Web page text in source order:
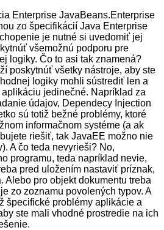
Enterprise JavaBeans.Enterprise
zo špecifikácií Java Enterprise
je nutné si uvedomiť jej
všemožnú podporu pre
logiky. Čo to asi tak znamená?
poskytnúť všetky nástroje, aby ste
logiky mohli sústrediť len a
aplikáciu jedinečné. Napríklad za
údajov, Dependecy Injection
sú totiž bežné problémy, ktoré
informačnom systéme (a ak
riešiť, tak JavaEE možno nie
A čo teda nevyrieši? No,
programu, teda napríklad nevie,
pred uložením nastaviť príznak,
Alebo pro objektdokumentu treba
zo zoznamu povolených typov. A
špecifické problémy aplikácie a
ste mali vhodné prostredie na ich